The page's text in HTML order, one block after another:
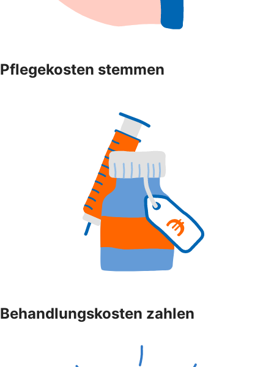
Pflegekosten stemmen
Behandlungskosten zahlen